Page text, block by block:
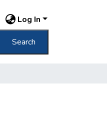
Log In
Search